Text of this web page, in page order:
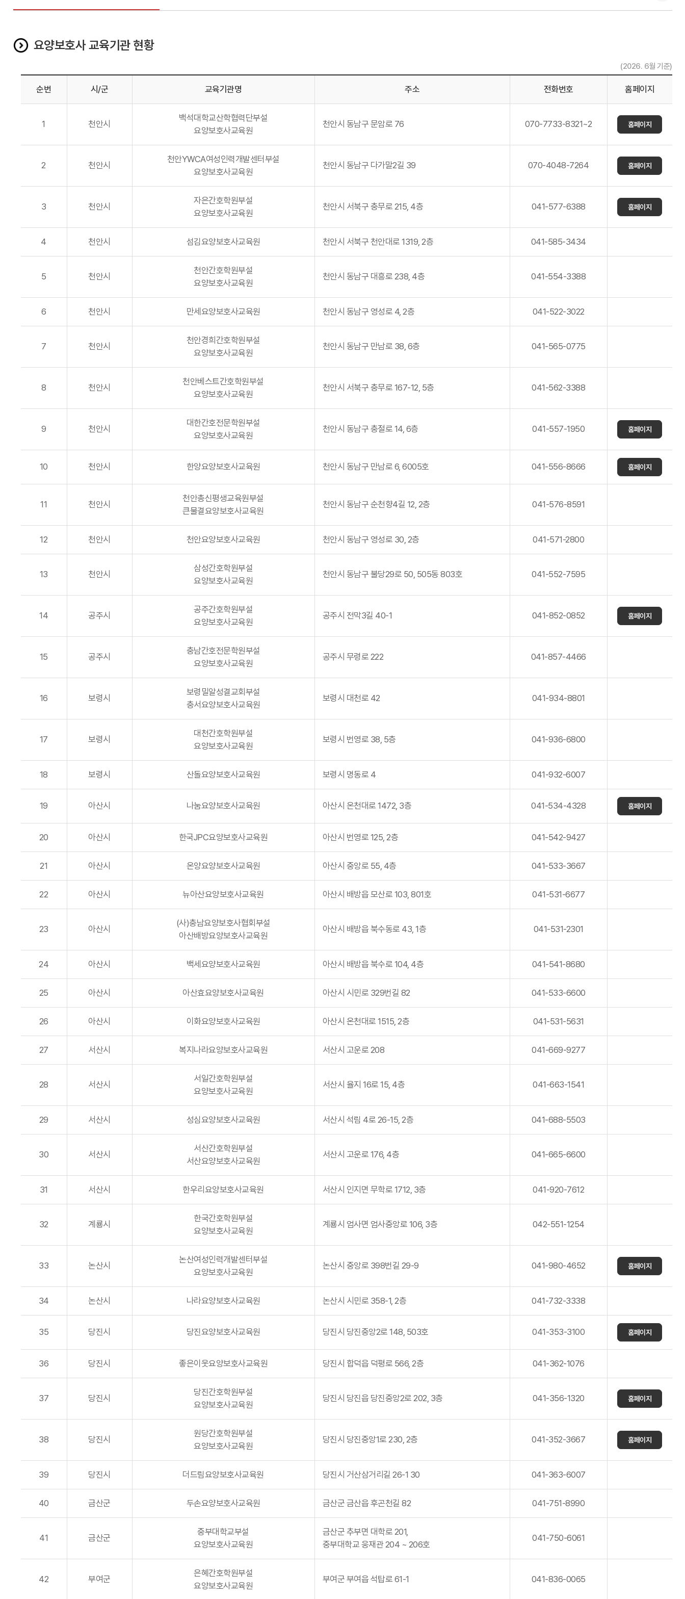
요양보호사 교육기관 현황
(2026. 6월 기준)
순번 시/군 교육기관명 주소 전화번호 홈페이지
1 천안시
백석대학교산학협력단부설
요양보호사교육원
천안시 동남구 문암로 76 070-7733-8321~2 홈페이지
2 천안시
천안YWCA여성인력개발센터부설
요양보호사교육원
천안시 동남구 다가말2길 39 070-4048-7264 홈페이지
3 천안시
자은간호학원부설
요양보호사교육원
천안시 서북구 충무로 215, 4층 041-577-6388 홈페이지
4 천안시 섬김요양보호사교육원 천안시 서북구 천안대로 1319, 2층 041-585-3434
5 천안시
천안간호학원부설
요양보호사교육원
천안시 동남구 대흥로 238, 4층 041-554-3388
6 천안시 만세요양보호사교육원 천안시 동남구 영성로 4, 2층 041-522-3022
7 천안시
천안경희간호학원부설
요양보호사교육원
천안시 동남구 만남로 38, 6층 041-565-0775
8 천안시
천안베스트간호학원부설
요양보호사교육원
천안시 서북구 충무로 167-12, 5층 041-562-3388
9 천안시
대한간호전문학원부설
요양보호사교육원
천안시 동남구 충절로 14, 6층 041-557-1950 홈페이지
10 천안시 한양요양보호사교육원 천안시 동남구 만남로 6, 6005호 041-556-8666 홈페이지
11 천안시
천안총신평생교육원부설
큰물결요양보호사교육원
천안시 동남구 순천향4길 12, 2층 041-576-8591
12 천안시 천안요양보호사교육원 천안시 동남구 영성로 30, 2층 041-571-2800
13 천안시
삼성간호학원부설
요양보호사교육원
천안시 동남구 불당29로 50, 505동 803호 041-552-7595
14 공주시
공주간호학원부설
요양보호사교육원
공주시 전막3길 40-1 041-852-0852 홈페이지
15 공주시
충남간호전문학원부설
요양보호사교육원
공주시 무령로 222 041-857-4466
16 보령시
보령밀알성결교회부설
충서요양보호사교육원
보령시 대천로 42 041-934-8801
17 보령시
대천간호학원부설
요양보호사교육원
보령시 번영로 38, 5층 041-936-6800
18 보령시 산돌요양보호사교육원 보령시 명동로 4 041-932-6007
19 아산시 나눔요양보호사교육원 아산시 온천대로 1472, 3층 041-534-4328 홈페이지
20 아산시 한국JPC요양보호사교육원 아산시 번영로 125, 2층 041-542-9427
21 아산시 온양요양보호사교육원 아산시 중앙로 55, 4층 041-533-3667
22 아산시 뉴아산요양보호사교육원 아산시 배방읍 모산로 103, 801호 041-531-6677
23 아산시
(사)충남요양보호사협회부설
아산배방요양보호사교육원
아산시 배방읍 북수동로 43, 1층 041-531-2301
24 아산시 백세요양보호사교육원 아산시 배방읍 북수로 104, 4층 041-541-8680
25 아산시 아산효요양보호사교육원 아산시 시민로 329번길 82 041-533-6600
26 아산시 이화요양보호사교육원 아산시 온천대로 1515, 2층 041-531-5631
27 서산시 복지나라요양보호사교육원 서산시 고운로 208 041-669-9277
28 서산시
서일간호학원부설
요양보호사교육원
서산시 율지 16로 15, 4층 041-663-1541
29 서산시 성심요양보호사교육원 서산시 석림 4로 26-15, 2층 041-688-5503
30 서산시
서산간호학원부설
서산요양보호사교육원
서산시 고운로 176, 4층 041-665-6600
31 서산시 한우리요양보호사교육원 서산시 인지면 무학로 1712, 3층 041-920-7612
32 계룡시
한국간호학원부설
요양보호사교육원
계룡시 엄사면 엄사중앙로 106, 3층 042-551-1254
33 논산시
논산여성인력개발센터부설
요양보호사교육원
논산시 중앙로 398번길 29-9 041-980-4652 홈페이지
34 논산시 나라요양보호사교육원 논산시 시민로 358-1, 2층 041-732-3338
35 당진시 당진요양보호사교육원 당진시 당진중앙2로 148, 503호 041-353-3100 홈페이지
36 당진시 좋은이웃요양보호사교육원 당진시 합덕읍 덕평로 566, 2층 041-362-1076
37 당진시
당진간호학원부설
요양보호사교육원
당진시 당진읍 당진중앙2로 202, 3층 041-356-1320 홈페이지
38 당진시
원당간호학원부설
요양보호사교육원
당진시 당진중앙1로 230, 2층 041-352-3667 홈페이지
39 당진시 더드림요양보호사교육원 당진시 거산삼거리길 26-1 30 041-363-6007
40 금산군 두손요양보호사교육원 금산군 금산읍 후곤천길 82 041-751-8990
41 금산군
중부대학교부설
요양보호사교육원
금산군 추부면 대학로 201,
중부대학교 웅재관 204 ~ 206호
041-750-6061
42 부여군
은혜간호학원부설
요양보호사교육원
부여군 부여읍 석탑로 61-1 041-836-0065